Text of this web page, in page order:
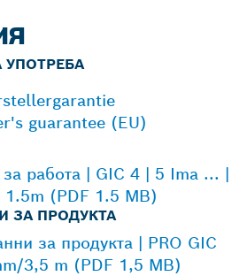
guarantee (EU)
работа | GIC 4 | 5 Ima ... |
(PDF 1.5 MB)
ЗА ПРОДУКТА
за продукта | PRO GIC
3,5 m (PDF 1,5 MB)